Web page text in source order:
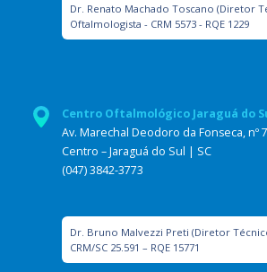
Dr. Renato Machado Toscano (Diretor
Oftalmologista - CRM 5573 - RQE 1229
Centro Oftalmológico Jaraguá do
Av. Marechal Deodoro da Fonseca, nº
Centro – Jaraguá do Sul | SC
(047) 3842-3773
Dr. Bruno Malvezzi Preti (Diretor
CRM/SC 25.591 – RQE 15771